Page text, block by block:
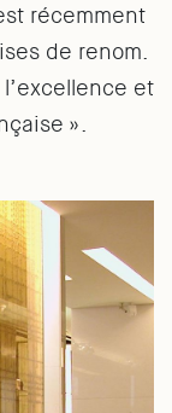
récemment
de renom.
et
».